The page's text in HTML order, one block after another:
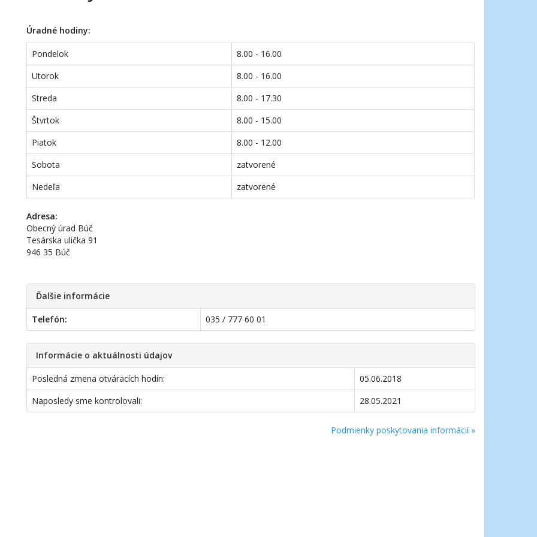
Úradné hodiny:
Pondelok
8.00 - 16.00
Utorok
8.00 - 16.00
Streda
8.00 - 17.30
Štvrtok
8.00 - 15.00
Piatok
8.00 - 12.00
Sobota
zatvorené
Nedeľa
zatvorené
Adresa:
Obecný úrad Búč
Tesárska ulička 91
946 35 Búč
Ďalšie informácie
Telefón: 035 / 777 60 01
Informácie o aktuálnosti údajov
Posledná zmena otváracích hodín:
05.06.2018
Naposledy sme kontrolovali:
28.05.2021
Podmienky poskytovania informácií »